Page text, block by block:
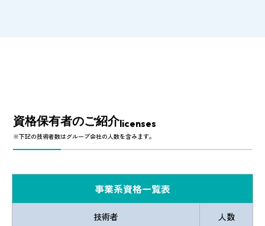
資格保有者のご紹介licenses
※下記の技術者数はグループ会社の人数を含みます。
事業系資格一覧表
技術者 人数